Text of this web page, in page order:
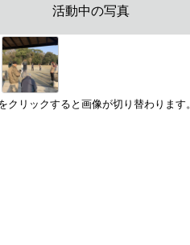
活動中の写真
クリックすると画像が切り替わります。